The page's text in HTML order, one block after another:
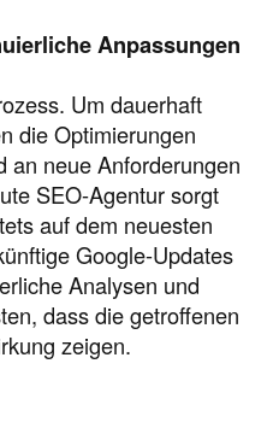
Anpassungen
Um dauerhaft
die Optimierungen
an neue Anforderungen
SEO-Agentur sorgt
auf dem neuesten
Google-Updates
Analysen und
dass die getroffenen
zeigen.